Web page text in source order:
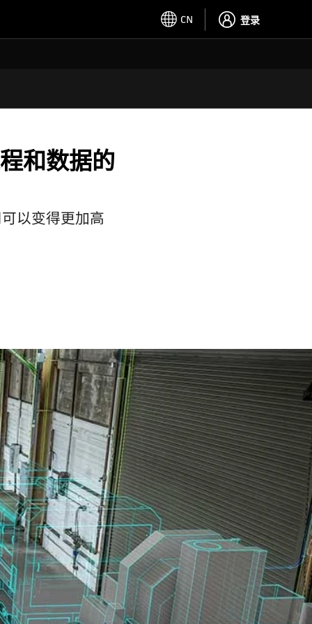
CN 登录
和数据的
以变得更加高